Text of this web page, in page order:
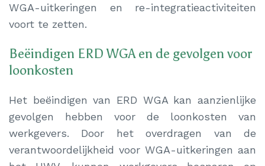
WGA-uitkeringen en re-integratieactiviteiten
voort te zetten.
Beëindigen ERD WGA en de gevolgen voor
loonkosten
Het beëindigen van ERD WGA kan aanzienlijke
gevolgen hebben voor de loonkosten van
werkgevers. Door het overdragen van de
verantwoordelijkheid voor WGA-uitkeringen aan